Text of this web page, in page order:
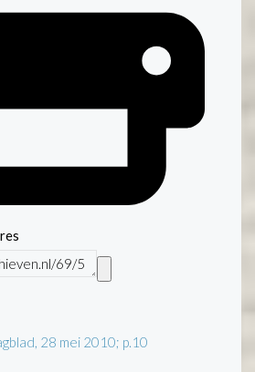
28 mei 2010; p.10